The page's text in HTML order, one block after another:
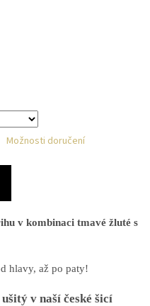
Možnosti doručení
v kombinaci tmavé žluté s
hlavy, až po paty!
v naší české šicí